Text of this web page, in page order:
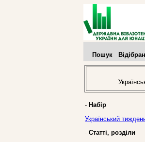
Пошук
- Набір
Український
- Статті, розділи